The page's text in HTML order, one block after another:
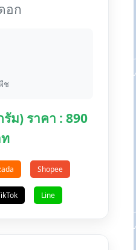
อก
ช
ม) ราคา : 890
Shopee
Line